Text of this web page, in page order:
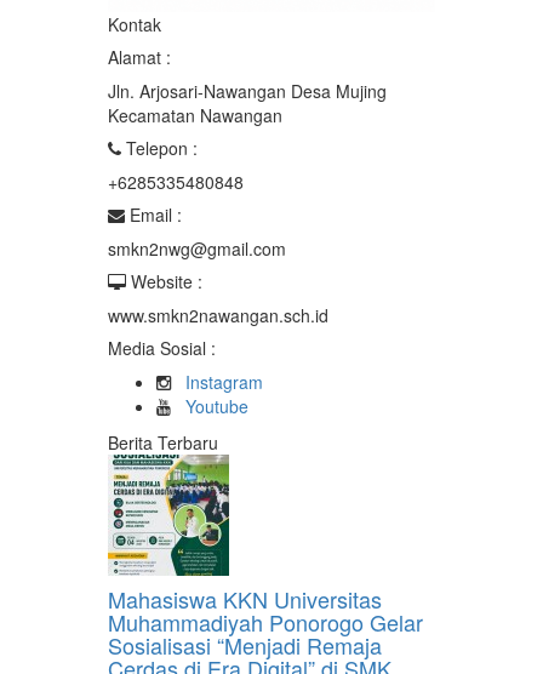
Kontak
Alamat :
Jln. Arjosari-Nawangan Desa Mujing
Kecamatan Nawangan
Telepon :
+6285335480848
Email :
smkn2nwg@gmail.com
Website :
www.smkn2nawangan.sch.id
Media Sosial :
Instagram
Youtube
Berita Terbaru
Mahasiswa KKN Universitas
Muhammadiyah Ponorogo Gelar
Sosialisasi “Menjadi Remaja
Cerdas di Era Digital” di SMK